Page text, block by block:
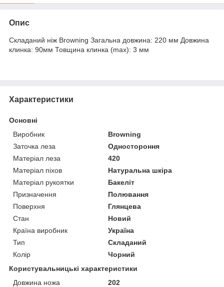
Опис
Складаний ніж Browning Загальна довжина: 220 мм Довжина
клинка: 90мм Товщина клинка (max): 3 мм
Характеристики
Основні
Виробник
Browning
Заточка леза
Одностороння
Матеріал леза
420
Матеріал піхов
Натуральна шкіра
Матеріал рукоятки
Бакеліт
Призначення
Полювання
Поверхня
Глянцева
Стан
Новий
Країна виробник
Україна
Тип
Складаний
Колір
Чорний
Користувальницькі характеристики
Довжина ножа
202